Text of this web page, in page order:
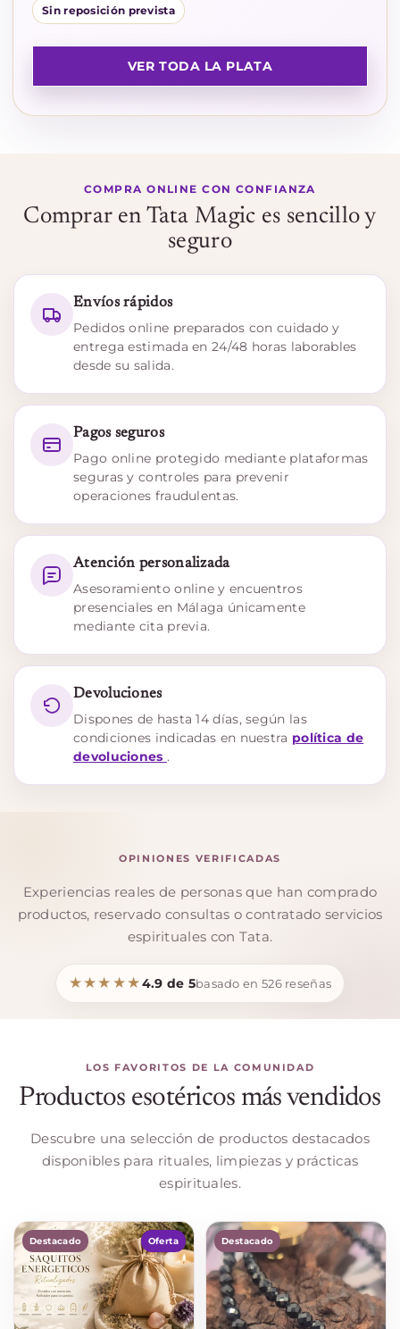
Sin reposición prevista
VER TODA LA PLATA
COMPRA ONLINE CON CONFIANZA
Comprar en Tata Magic es sencillo y
seguro
Envíos rápidos
Pedidos online preparados con cuidado y
entrega estimada en 24/48 horas laborables
desde su salida.
Pagos seguros
Pago online protegido mediante plataformas
seguras y controles para prevenir
operaciones fraudulentas.
Atención personalizada
Asesoramiento online y encuentros
presenciales en Málaga únicamente
mediante cita previa.
Devoluciones
Dispones de hasta 14 días, según las
condiciones indicadas en nuestra política de
devoluciones .
OPINIONES VERIFICADAS
Experiencias reales de personas que han comprado
productos, reservado consultas o contratado servicios
espirituales con Tata.
★★★★★4.9 de 5basado en 526 reseñas
LOS FAVORITOS DE LA COMUNIDAD
Productos esotéricos más vendidos
Descubre una selección de productos destacados
disponibles para rituales, limpiezas y prácticas
espirituales.
Destacado Oferta Destacado